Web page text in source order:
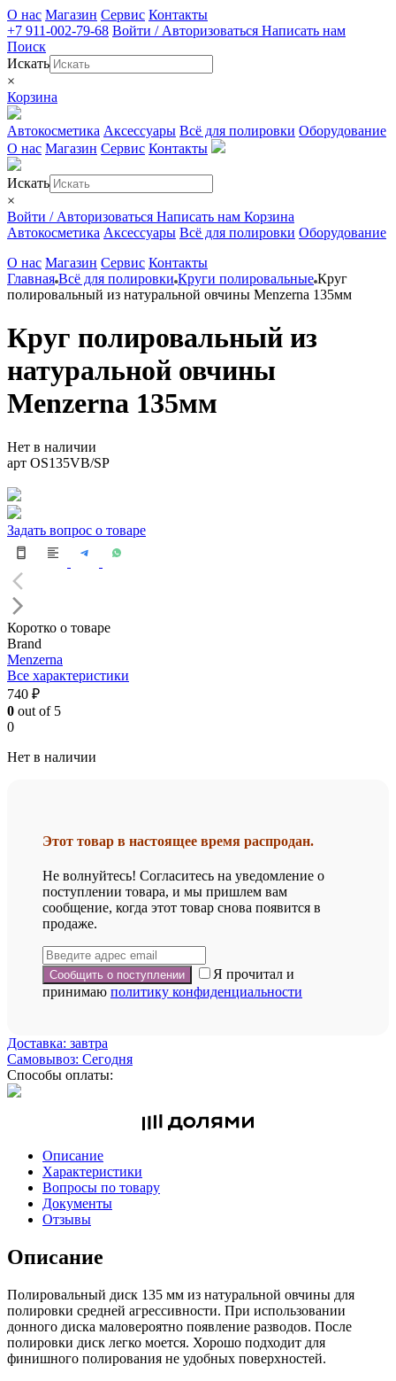
О нас Магазин Сервис Контакты
+7 911-002-79-68 Войти / Авторизоваться Написать нам
Поиск
Искать
×
Корзина
Автокосметика Аксессуары Всё для полировки Оборудование
О нас Магазин Сервис Контакты
Искать
×
Войти / Авторизоваться Написать нам Корзина
Автокосметика Аксессуары Всё для полировки Оборудование
О нас Магазин Сервис Контакты
Главная Всё для полировки Круги полировальные Круг
полировальный из натуральной овчины Menzerna 135мм
Круг полировальный из
натуральной овчины
Menzerna 135мм
Нет в наличии
арт OS135VB/SP
Задать вопрос о товаре
Коротко о товаре
Brand
Menzerna
Все характеристики
740 ₽
0 out of 5
0
Нет в наличии
Этот товар в настоящее время распродан.
Не волнуйтесь! Согласитесь на уведомление о
поступлении товара, и мы пришлем вам
сообщение, когда этот товар снова появится в
продаже.
Я прочитал и
принимаю политику конфиденциальности
Доставка: завтра
Самовывоз: Сегодня
Способы оплаты:
Описание
Характеристики
Вопросы по товару
Документы
Отзывы
Описание
Полировальный диск 135 мм из натуральной овчины для
полировки средней агрессивности. При использовании
донного диска маловероятно появление разводов. После
полировки диск легко моется. Хорошо подходит для
финишного полирования не удобных поверхностей.